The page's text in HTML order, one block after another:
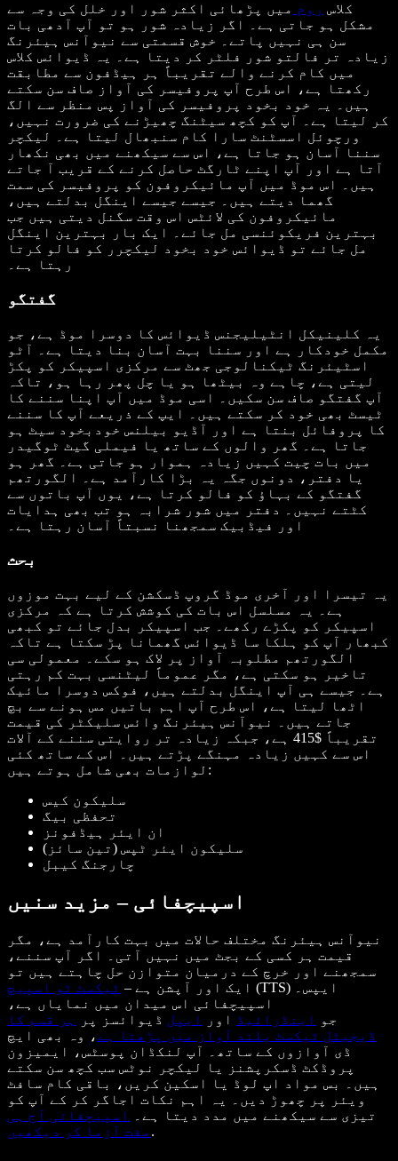
کلاس روم میں پڑھائی اکثر شور اور خلل کی وجہ سے
مشکل ہو جاتی ہے۔ اگر زیادہ شور ہو تو آپ آدھی بات
سن ہی نہیں پاتے۔ خوش قسمتی سے نیوآنس ہیئرنگ
زیادہ تر فالتو شور فلٹر کر دیتا ہے۔ یہ ڈیوائس کلاس
میں کام کرنے والے تقریباً ہر ہیڈفون سے مطابقت
رکھتا ہے، اس طرح آپ پروفیسر کی آواز صاف سن سکتے
ہیں۔ یہ خود بخود پروفیسر کی آواز پس منظر سے الگ
کر لیتا ہے۔ آپ کو کچھ سیٹنگ چھیڑنے کی ضرورت نہیں،
ورچوئل اسسٹنٹ سارا کام سنبھال لیتا ہے۔ لیکچر
سننا آسان ہو جاتا ہے، اس سے سیکھنے میں بھی نکھار
آتا ہے اور آپ اپنے ٹارگٹ حاصل کرنے کے قریب آ جاتے
ہیں۔ اس موڈ میں آپ مائیکروفون کو پروفیسر کی سمت
گھما دیتے ہیں۔ جیسے جیسے اینگل بدلتے ہیں،
مائیکروفون کی لائٹس اس وقت سگنل دیتی ہیں جب
بہترین فریکوئنسی مل جائے۔ ایک بار بہترین اینگل
مل جائے تو ڈیوائس خود بخود لیکچرر کو فالو کرتا
رہتا ہے۔
گفتگو
یہ کلینیکل انٹیلیجنس ڈیوائس کا دوسرا موڈ ہے، جو
مکمل خودکار ہے اور سننا بہت آسان بنا دیتا ہے۔ آٹو
اسٹیئرنگ ٹیکنالوجی جھٹ سے مرکزی اسپیکر کو پکڑ
لیتی ہے، چاہے وہ بیٹھا ہو یا چل پھر رہا ہو، تاکہ
آپ گفتگو صاف سن سکیں۔ اسی موڈ میں آپ اپنا سننے کا
ٹیسٹ بھی خود کر سکتے ہیں۔ ایپ کے ذریعے آپ کا سننے
کا پروفائل بنتا ہے اور آڈیو بیلنس خودبخود سیٹ ہو
جاتا ہے۔ گھر والوں کے ساتھ یا فیملی گیٹ ٹوگیدر
میں بات چیت کہیں زیادہ ہموار ہو جاتی ہے۔ گھر ہو
یا دفتر، دونوں جگہ یہ بڑا کارآمد ہے۔ الگورتھم
گفتگو کے بہاؤ کو فالو کرتا ہے، یوں آپ باتوں سے
کٹتے نہیں۔ دفتر میں شور شرابہ ہو تب بھی ہدایات
اور فیڈبیک سمجھنا نسبتاً آسان رہتا ہے۔
بحث
یہ تیسرا اور آخری موڈ گروپ ڈسکشن کے لیے بہت موزوں
ہے۔ یہ مسلسل اس بات کی کوشش کرتا ہے کہ مرکزی
اسپیکر کو پکڑے رکھے۔ جب اسپیکر بدل جائے تو کبھی
کبھار آپ کو ہلکا سا ڈیوائس گھمانا پڑ سکتا ہے تاکہ
الگورتھم مطلوبہ آواز پر لاک ہو سکے۔ معمولی سی
تاخیر ہو سکتی ہے، مگر عموماً لیٹنسی بہت کم رہتی
ہے۔ جیسے ہی آپ اینگل بدلتے ہیں، فوکس دوسرا مائیک
اٹھا لیتا ہے، اس طرح آپ اہم باتیں مس ہونے سے بچ
جاتے ہیں۔ نیوآنس ہیئرنگ وائس سلیکٹر کی قیمت
تقریباً $415 ہے، جبکہ زیادہ تر روایتی سننے کے آلات
اس سے کہیں زیادہ مہنگے پڑتے ہیں۔ اس کے ساتھ کئی
لوازمات بھی شامل ہوتے ہیں:
سلیکون کیس
تحفظی بیگ
ان ایئر ہیڈفونز
سلیکون ایئر ٹپس (تین سائز)
چارجنگ کیبل
اسپیچفائی – مزید سنیں
نیوآنس ہیئرنگ مختلف حالات میں بہت کارآمد ہے، مگر
قیمت ہر کسی کے بجٹ میں نہیں آتی۔ اگر آپ سننے،
سمجھنے اور خرچ کے درمیان متوازن حل چاہتے ہیں تو
ایک اور آپشن ہے – ٹیکسٹ ٹو اسپیچ
(TTS) ایپس۔
اسپیچفائی اس میدان میں نمایاں ہے،
جو
اینڈرائیڈ اور ایپل ڈیوائسز پر
ہر قسم کا
ڈیجیٹل ٹیکسٹ بلند آواز میں پڑھتا ہے ، وہ بھی ایچ
ڈی آوازوں کے ساتھ۔ آپ لنکڈان پوسٹس، ایمیزون
پروڈکٹ ڈسکرپشنز یا لیکچر نوٹس سب کچھ سن سکتے
ہیں۔ بس مواد اپ لوڈ یا اسکین کریں، باقی کام سافٹ
ویئر پر چھوڑ دیں۔ یہ اہم نکات اجاگر کر کے آپ کو
تیزی سے سیکھنے میں مدد دیتا ہے۔
اسپیچفائی آج ہی
مفت آزما کر دیکھیں .